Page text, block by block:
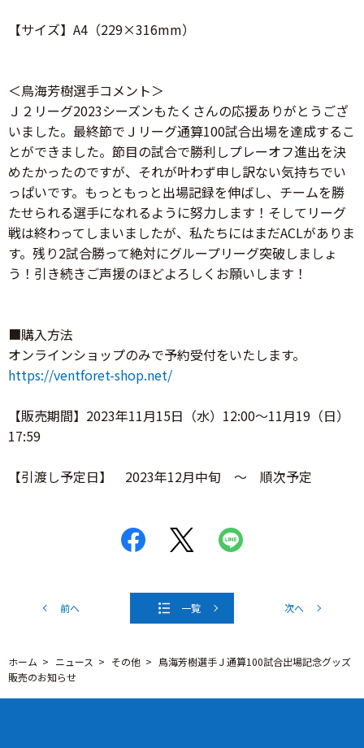
【サイズ】A4（229×316mm）
＜鳥海芳樹選手コメント＞
Ｊ２リーグ2023シーズンもたくさんの応援ありがとうござ
いました。最終節でＪリーグ通算100試合出場を達成するこ
とができました。節目の試合で勝利しプレーオフ進出を決
めたかったのですが、それが叶わず申し訳ない気持ちでい
っぱいです。もっともっと出場記録を伸ばし、チームを勝
たせられる選手になれるように努力します！そしてリーグ
戦は終わってしまいましたが、私たちにはまだACLがありま
す。残り2試合勝って絶対にグループリーグ突破しましょ
う！引き続きご声援のほどよろしくお願いします！
■購入方法
オンラインショップのみで予約受付をいたします。
https://ventforet-shop.net/
【販売期間】2023年11月15日（水）12:00～11月19（日）
17:59
【引渡し予定日】 2023年12月中旬 ～ 順次予定
前へ 一覧 次へ
ホーム ニュース その他
鳥海芳樹選手Ｊ通算100試合出場記念グッズ
販売のお知らせ